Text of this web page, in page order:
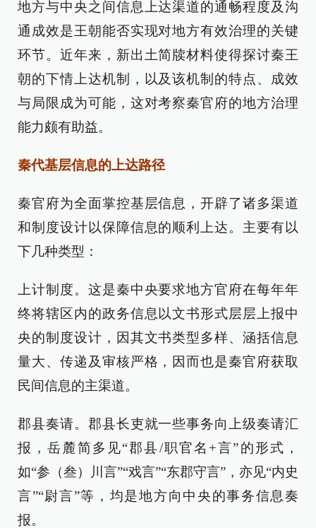
地方与中央之间信息上达渠道的通畅程度及沟
通成效是王朝能否实现对地方有效治理的关键
环节。近年来，新出土简牍材料使得探讨秦王
朝的下情上达机制，以及该机制的特点、成效
与局限成为可能，这对考察秦官府的地方治理
能力颇有助益。
秦代基层信息的上达路径
秦官府为全面掌控基层信息，开辟了诸多渠道
和制度设计以保障信息的顺利上达。主要有以
下几种类型：
上计制度。这是秦中央要求地方官府在每年年
终将辖区内的政务信息以文书形式层层上报中
央的制度设计，因其文书类型多样、涵括信息
量大、传递及审核严格，因而也是秦官府获取
民间信息的主渠道。
郡县奏请。郡县长吏就一些事务向上级奏请汇
报，岳麓简多见“郡县/职官名+言”的形式，
如“参（叁）川言”“戏言”“东郡守言”，亦见“内史
言”“尉言”等，均是地方向中央的事务信息奏
报。